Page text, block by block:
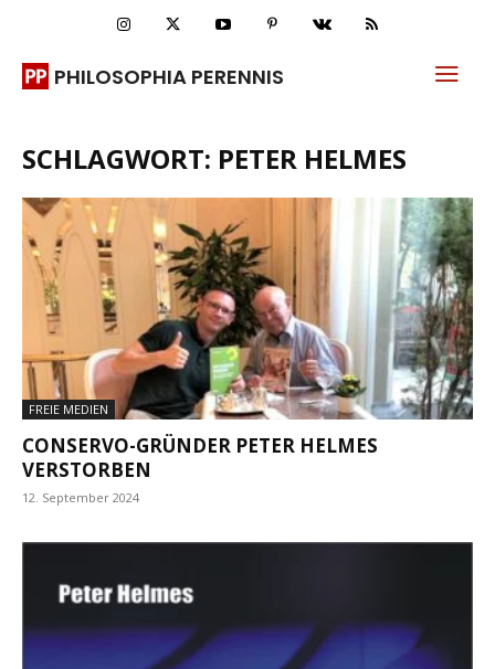
PHILOSOPHIA PERENNIS
SCHLAGWORT: PETER HELMES
FREIE MEDIEN
CONSERVO-GRÜNDER PETER HELMES
VERSTORBEN
12. September 2024